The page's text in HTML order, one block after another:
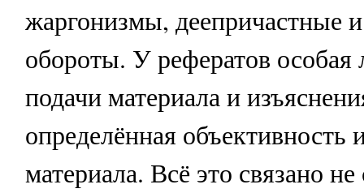
жаргонизмы, деепричастные
обороты. У рефератов особая
подачи материала и
определённая объективность
материала. Всё это связано